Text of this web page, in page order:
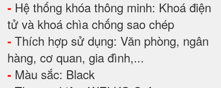
- Hệ thống khóa thông minh: Khoá điện
tử và khoá chìa chống sao chép
- Thích hợp sử dụng: Văn phòng, ngân
hàng, cơ quan, gia đình,...
- Màu sắc: Black